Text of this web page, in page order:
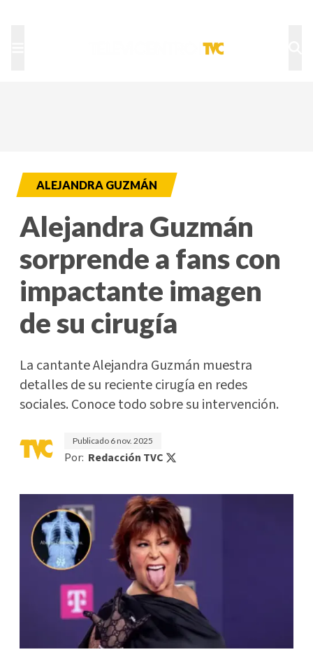
ALEJANDRA GUZMÁN
Alejandra Guzmán
sorprende a fans con
impactante imagen
de su cirugía
La cantante Alejandra Guzmán muestra
detalles de su reciente cirugía en redes
sociales. Conoce todo sobre su intervención.
Publicado 6 nov. 2025
Por: Redacción TVC